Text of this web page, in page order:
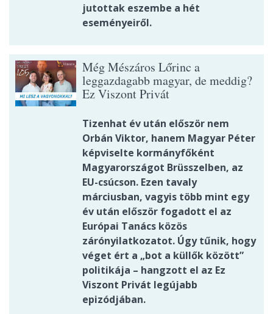
jutottak eszembe a hét
eseményeiről.
Még Mészáros Lőrinc a
leggazdagabb magyar, de meddig?
Ez Viszont Privát
Tizenhat év után először nem
Orbán Viktor, hanem Magyar Péter
képviselte kormányfőként
Magyarországot Brüsszelben, az
EU-csúcson. Ezen tavaly
márciusban, vagyis több mint egy
év után először fogadott el az
Európai Tanács közös
zárónyilatkozatot. Úgy tűnik, hogy
véget ért a „bot a küllők között”
politikája – hangzott el az Ez
Viszont Privát legújabb
epizódjában.